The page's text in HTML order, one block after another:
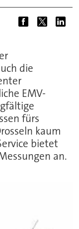
die
EMV-
fürs
kaum
bietet
an.